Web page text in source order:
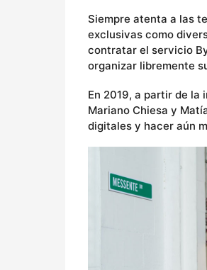
Siempre atenta a las
exclusivas como
contratar el servicio
organizar libremente
En 2019, a partir de la
Mariano Chiesa y
digitales y hacer aún